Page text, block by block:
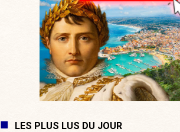
LES PLUS LUS DU JOUR